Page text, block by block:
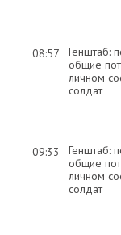
08:57
Генштаб:
общие
личном
солдат
09:33
Генштаб:
общие
личном
солдат